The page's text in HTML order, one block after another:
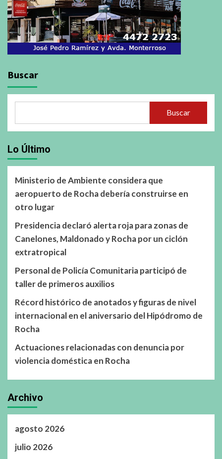
Buscar
Buscar
Lo Último
Ministerio de Ambiente considera que
aeropuerto de Rocha debería construirse en
otro lugar
Presidencia declaró alerta roja para zonas de
Canelones, Maldonado y Rocha por un ciclón
extratropical
Personal de Policía Comunitaria participó de
taller de primeros auxilios
Récord histórico de anotados y figuras de nivel
internacional en el aniversario del Hipódromo de
Rocha
Actuaciones relacionadas con denuncia por
violencia doméstica en Rocha
Archivo
agosto 2026
julio 2026